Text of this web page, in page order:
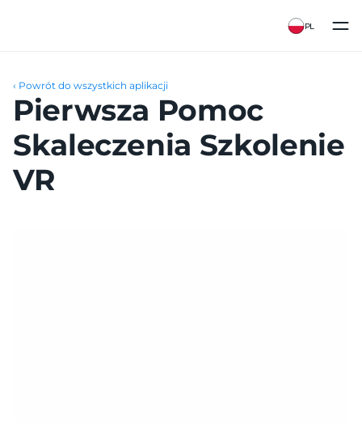
PL
‹ Powrót do wszystkich aplikacji
Pierwsza Pomoc
Skaleczenia Szkolenie
VR